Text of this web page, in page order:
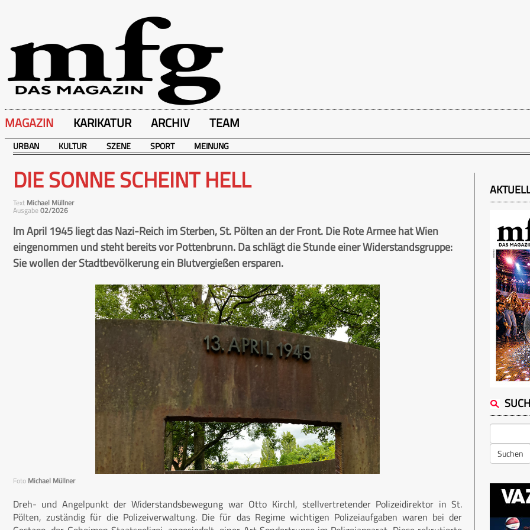
MAGAZIN KARIKATUR ARCHIV TEAM
URBAN KULTUR SZENE SPORT MEINUNG
DIE SONNE SCHEINT HELL
Text Michael Müllner
Ausgabe02/2026
Im April 1945 liegt das Nazi-Reich im Sterben, St. Pölten an der Front. Die Rote Armee hat Wien
eingenommen und steht bereits vor Pottenbrunn. Da schlägt die Stunde einer Widerstandsgruppe:
Sie wollen der Stadtbevölkerung ein Blutvergießen ersparen.
Foto Michael Müllner
Dreh- und Angelpunkt der Widerstandsbewegung war Otto Kirchl, stellvertretender Polizeidirektor in St.
Pölten, zuständig für die Polizeiverwaltung. Die für das Regime wichtigen Polizeiaufgaben waren bei der
Suchen